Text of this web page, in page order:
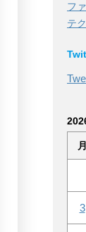
フ
テ
月
3